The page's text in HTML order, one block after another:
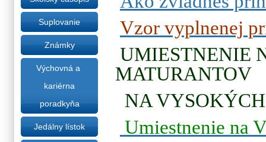
Vzor vyplnenej
UMIESTNENIE
MATURANTOV
NA
Umiestnenie na
Suplovanie
Známky
Výchovná a
kariérna
poradkyňa
Jedálny lístok